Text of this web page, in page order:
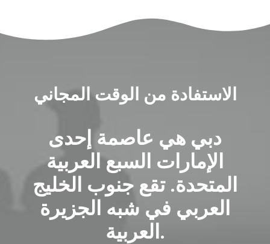
الاستفادة من الوقت المجاني
دبي هي عاصمة إحدى
الإمارات السبع العربية
المتحدة. تقع جنوب الخليج
العربي في شبه الجزيرة
العربية.